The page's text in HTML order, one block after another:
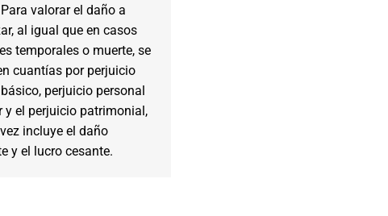
valorar el daño a
al igual que en casos
temporales o muerte, se
cuantías por perjuicio
perjuicio personal
y el perjuicio patrimonial,
incluye el daño
y el lucro cesante.